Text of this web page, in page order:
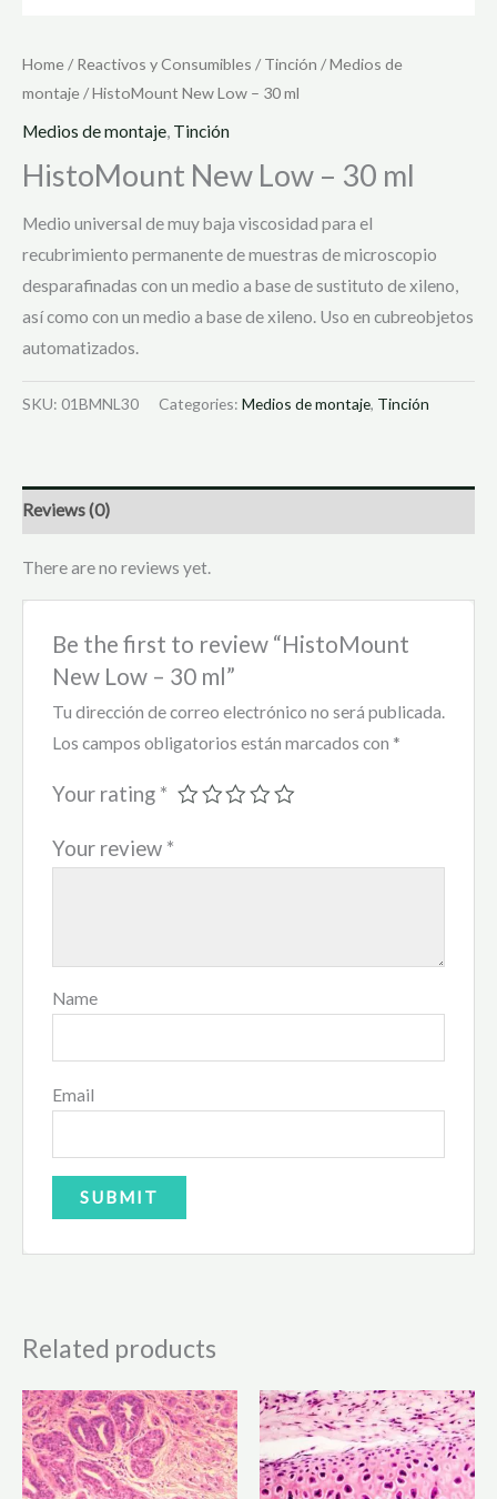
Home/Reactivos y Consumibles /Tinción /Medios de
montaje/ HistoMount New Low – 30 ml
Medios de montaje, Tinción
HistoMount New Low – 30 ml
Medio universal de muy baja viscosidad para el
recubrimiento permanente de muestras de microscopio
desparafinadas con un medio a base de sustituto de xileno,
así como con un medio a base de xileno. Uso en cubreobjetos
automatizados.
SKU: 01BMNL30 Categories: Medios de montaje, Tinción
Reviews (0)
There are no reviews yet.
Be the first to review “HistoMount
New Low – 30 ml”
Tu dirección de correo electrónico no será publicada.
Los campos obligatorios están marcados con *
Your rating *
Your review *
Name
Email
Related products